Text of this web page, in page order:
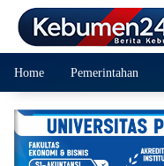
Langsung
konten
Home Pemerintahan